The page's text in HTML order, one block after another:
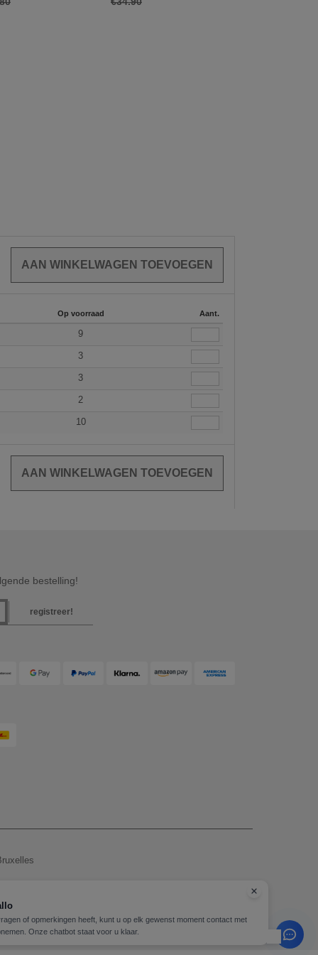
Op voorraad Aant.
9
3
3
2
10
bestelling!
registreer!
zie hier
Copyright 2026 needen.be - Alle rechten voorbehouden
of opmerkingen heeft, kunt u op elk gewenst moment contact met
Onze chatbot staat voor u klaar.